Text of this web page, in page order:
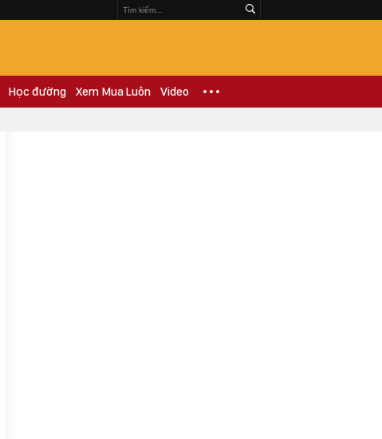
Học đường Xem Mua Luôn Video